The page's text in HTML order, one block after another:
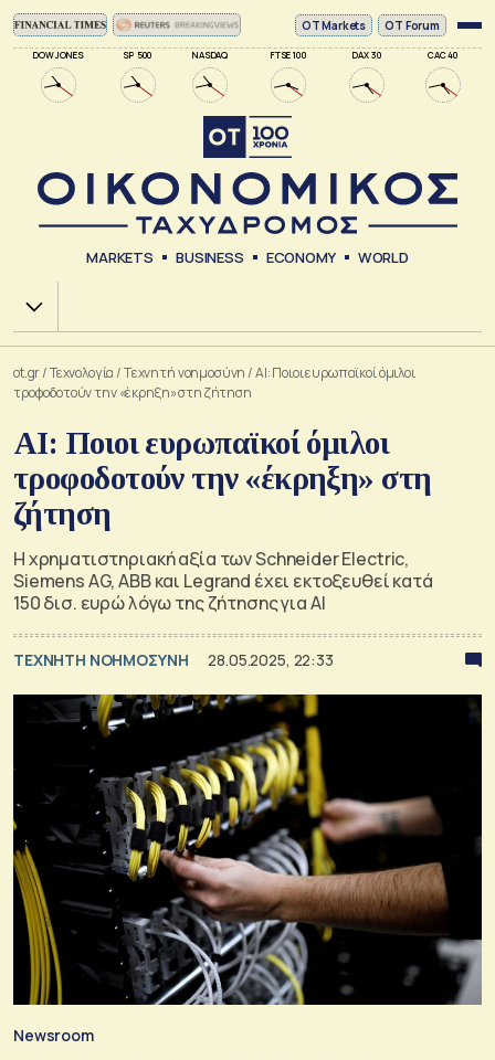
DOW JONES SP 500 NASDAQ FTSE 100 DAX 30 CAC 40
ΟΤ Markets OT Forum
MARKETS BUSINESS ECONOMY WORLD
Χ.Α.
ot.gr/Τεχνολογία /Tεχνητή νοημοσύνη /ΑΙ: Ποιοι ευρωπαϊκοί όμιλοι
τροφοδοτούν την «έκρηξη» στη ζήτηση
ΑΙ: Ποιοι ευρωπαϊκοί όμιλοι
τροφοδοτούν την «έκρηξη» στη
ζήτηση
Η χρηματιστηριακή αξία των Schneider Electric,
Siemens AG, ABB και Legrand έχει εκτοξευθεί κατά
150 δισ. ευρώ λόγω της ζήτησης για ΑΙ
TΕΧΝΗΤΗ ΝΟΗΜΟΣΥΝΗ 28.05.2025, 22:33
Newsroom